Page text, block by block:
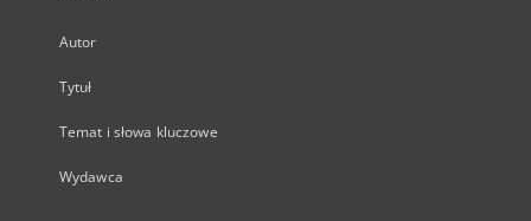
Autor
Tytuł
Temat i słowa kluczowe
Wydawca